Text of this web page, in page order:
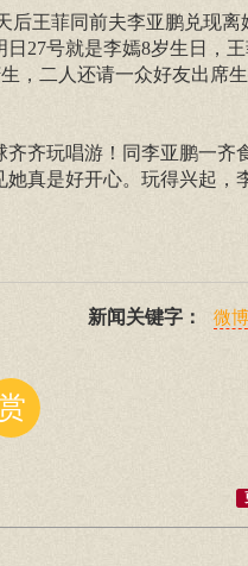
后王菲同前夫李亚鹏兑现离
27号就是李嫣8岁生日，
，二人还请一众好友出席
齐玩唱游！同李亚鹏一齐
真是好开心。玩得兴起，
新闻关键字： 微